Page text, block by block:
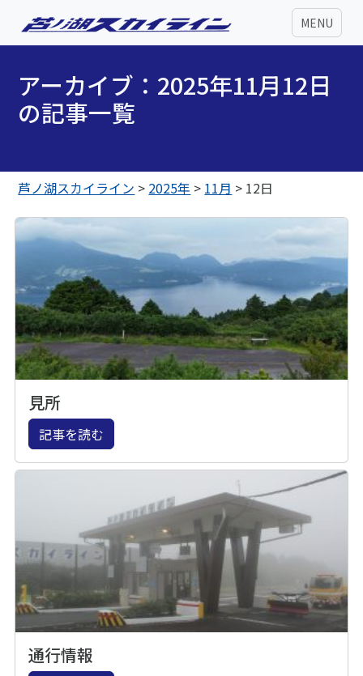
MENU
アーカイブ：2025年11月12日
の記事一覧
芦ノ湖スカイライン > 2025年 > 11月 > 12日
見所
記事を読む
通行情報